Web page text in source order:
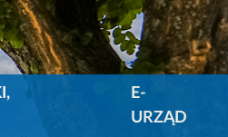
E-
URZĄD